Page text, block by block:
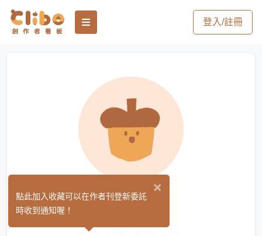
登入/註冊
影冥 (0)
×
點此加入收藏可以在作者刊登新委託
時收到通知喔！